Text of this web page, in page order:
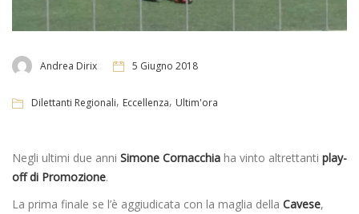
Andrea Dirix 5 Giugno 2018
Dilettanti Regionali, Eccellenza, Ultim'ora
Negli ultimi due anni Simone Cornacchia ha vinto altrettanti play-
off di Promozione.
La prima finale se l’è aggiudicata con la maglia della Cavese,